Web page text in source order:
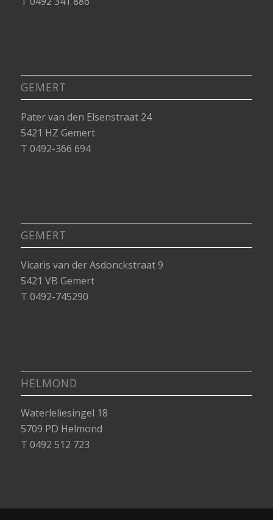
GEMERT
Pater van den Elsenstraat 24
5421 HZ Gemert
T 0492-366 694
GEMERT
Vicaris van der Asdonckstraat 9
5421 VB Gemert
T 0492-745290
HELMOND
Waterleliesingel 18
5709 PD Helmond
T 0492 512 723